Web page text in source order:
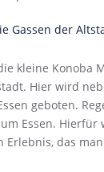
kleine Konoba
Hier wird
geboten.
Essen.
Erlebnis, das